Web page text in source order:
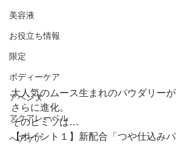
美容液
お役立ち情報
限定
ボディーケア
アベンヌ
アクアレーベル
ヘアケア
大人気のムース生まれのパウダリーが
さらに進化。
そのヒミツは…
【ポイント１】新配合「つや仕込みパ